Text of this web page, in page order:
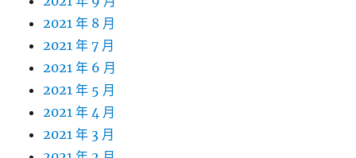
2021 年 8 月
2021 年 7 月
2021 年 6 月
2021 年 5 月
2021 年 4 月
2021 年 3 月